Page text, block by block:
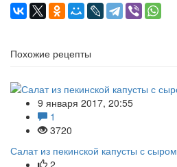
Похожие рецепты
9 января 2017, 20:55
1
3720
Салат из пекинской капусты с сыром